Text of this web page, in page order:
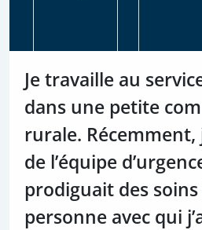
Je travaille au
dans une petite
rurale. Récemment,
de l’équipe
prodiguait des
personne avec qui